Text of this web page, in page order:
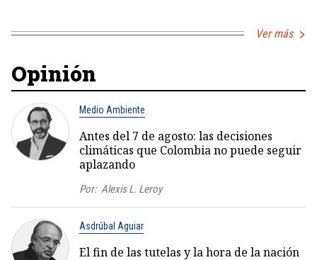
Ver más
Opinión
Medio Ambiente
Antes del 7 de agosto: las decisiones
climáticas que Colombia no puede seguir
aplazando
Por: Alexis L. Leroy
Asdrúbal Aguiar
El fin de las tutelas y la hora de la nación